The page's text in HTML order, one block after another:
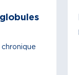
chronique